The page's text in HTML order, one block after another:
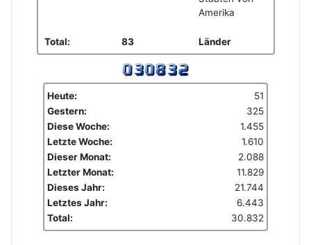
Amerika
Total: 83 Länder
Heute:
51
Gestern:
325
Diese Woche:
1.455
Letzte Woche:
1.610
Dieser Monat:
2.088
Letzter Monat:
11.829
Dieses Jahr:
21.744
Letztes Jahr:
6.443
Total:
30.832